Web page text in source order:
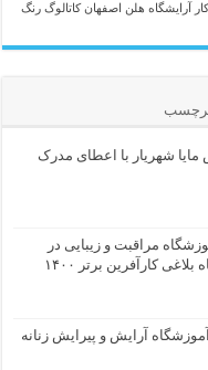
آرایشگاه هلن اصفهان کاتالوگ رنگ
مایا شهریار با اعطای مدرک
مراقبت و زیبایی در
کارآفرین برتر ۱۴۰۰
آرایش و پیرایش زنانه